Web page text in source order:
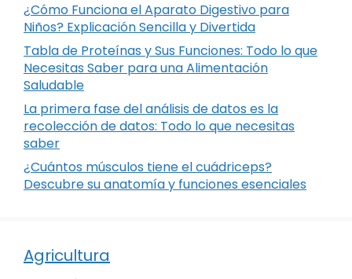
¿Cómo Funciona el Aparato Digestivo para
Niños? Explicación Sencilla y Divertida
Tabla de Proteínas y Sus Funciones: Todo lo que
Necesitas Saber para una Alimentación
Saludable
La primera fase del análisis de datos es la
recolección de datos: Todo lo que necesitas
saber
¿Cuántos músculos tiene el cuádriceps?
Descubre su anatomía y funciones esenciales
Agricultura